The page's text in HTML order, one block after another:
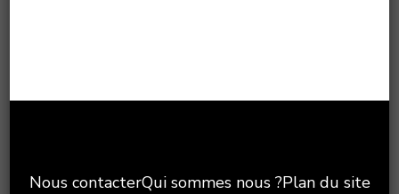
Nous contacterQui sommes nous ?Plan du site